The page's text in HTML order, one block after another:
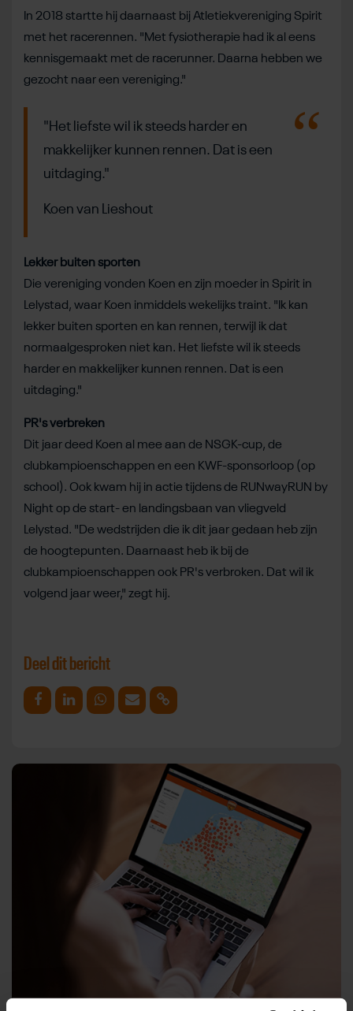
In 2018 startte hij daarnaast bij Atletiekvereniging Spirit
met het racerennen. "Met fysiotherapie had ik al eens
kennisgemaakt met de racerunner. Daarna hebben we
gezocht naar een vereniging."
"Het liefste wil ik steeds harder en
makkelijker kunnen rennen. Dat is een
uitdaging."
Koen van Lieshout
Lekker buiten sporten
Die vereniging vonden Koen en zijn moeder in Spirit in
Lelystad, waar Koen inmiddels wekelijks traint. "Ik kan
lekker buiten sporten en kan rennen, terwijl ik dat
normaalgesproken niet kan. Het liefste wil ik steeds
harder en makkelijker kunnen rennen. Dat is een
uitdaging."
PR's verbreken
Dit jaar deed Koen al mee aan de NSGK-cup, de
clubkampioenschappen en een KWF-sponsorloop (op
school). Ook kwam hij in actie tijdens de RUNwayRUN by
Night op de start- en landingsbaan van vliegveld
Lelystad. "De wedstrijden die ik dit jaar gedaan heb zijn
de hoogtepunten. Daarnaast heb ik bij de
clubkampioenschappen ook PR's verbroken. Dat wil ik
volgend jaar weer," zegt hij.
Deel dit bericht
Deel op Facebook
Deel op LinkedinDeel op Whatsapp
Mail link Kopieer link